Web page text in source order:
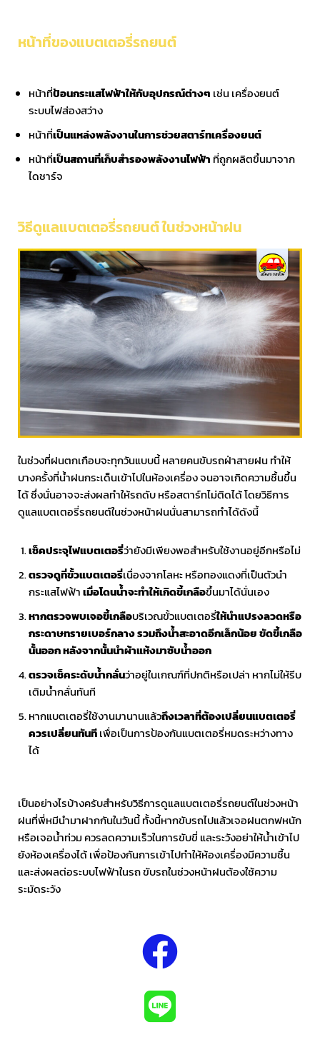
หน้าที่ของแบตเตอรี่รถยนต์
หน้าที่ป้อนกระแสไฟฟ้าให้กับอุปกรณ์ต่างๆ เช่น เครื่องยนต์
ระบบไฟส่องสว่าง
หน้าที่เป็นแหล่งพลังงานในการช่วยสตาร์ทเครื่องยนต์
หน้าที่เป็นสถานที่เก็บสำรองพลังงานไฟฟ้า ที่ถูกผลิตขึ้นมาจาก
ไดชาร์จ
วิธีดูแลแบตเตอรี่รถยนต์ ในช่วงหน้าฝน
ในช่วงที่ฝนตกเกือบจะทุกวันแบบนี้ หลายคนขับรถฝ่าสายฝน ทำให้
บางครั้งที่น้ำฝนกระเด็นเข้าไปในห้องเครื่อง จนอาจเกิดความชื้นขึ้น
ได้ ซึ่งนั่นอาจจะส่งผลทำให้รถดับ หรือสตาร์ทไม่ติดได้ โดยวิธีการ
ดูแลแบตเตอรี่รถยนต์ในช่วงหน้าฝนนั่นสามารถทำได้ดังนี้
เช็คประจุไฟแบตเตอรี่ว่ายังมีเพียงพอสำหรับใช้งานอยู่อีกหรือไม่
ตรวจดูที่ขั้วแบตเตอรี่เนื่องจากโลหะ หรือทองแดงที่เป็นตัวนำ
กระแสไฟฟ้าเมื่อโดนน้ำจะทำให้เกิดขี้เกลือขึ้นมาได้นั่นเอง
หากตรวจพบเจอขี้เกลือบริเวณขั้วแบตเตอรี่ให้นำแปรงลวดหรือ
กระดาษทรายเบอร์กลาง รวมถึงน้ำสะอาดอีกเล็กน้อย ขัดขี้เกลือ
นั้นออก หลังจากนั้นนำผ้าแห้งมาซับน้ำออก
ตรวจเช็คระดับน้ำกลั่นว่าอยู่ในเกณฑ์ที่ปกติหรือเปล่า หากไม่ให้รีบ
เติมน้ำกลั่นทันที
หากแบตเตอรี่ใช้งานมานานแล้วถึงเวลาที่ต้องเปลี่ยนแบตเตอรี่
ควรเปลี่ยนทันทีเพื่อเป็นการป้องกันแบตเตอรี่หมดระหว่างทาง
ได้
เป็นอย่างไรบ้างครับสำหรับวิธีการดูแลแบตเตอรี่รถยนต์ในช่วงหน้า
ฝนที่พี่หมีนำมาฝากกันในวันนี้ ทั้งนี้หากขับรถไปแล้วเจอฝนตกฟหนัก
หรือเจอน้ำท่วม ควรลดความเร็วในการขับขี่ และระวังอย่าให้น้ำเข้าไป
ยังห้องเครื่องได้ เพื่อป้องกันการเข้าไปทำให้ห้องเครื่องมีความชื้น
และส่งผลต่อระบบไฟฟ้าในรถ ขับรถในช่วงหน้าฝนต้องใช้ความ
ระมัดระวัง